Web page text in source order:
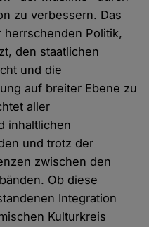
zu verbessern. Das
Politik,
den staatlichen
und die
auf breiter Ebene zu
aller
inhaltlichen
und trotz der
zwischen den
Ob diese
Integration
Kulturkreis